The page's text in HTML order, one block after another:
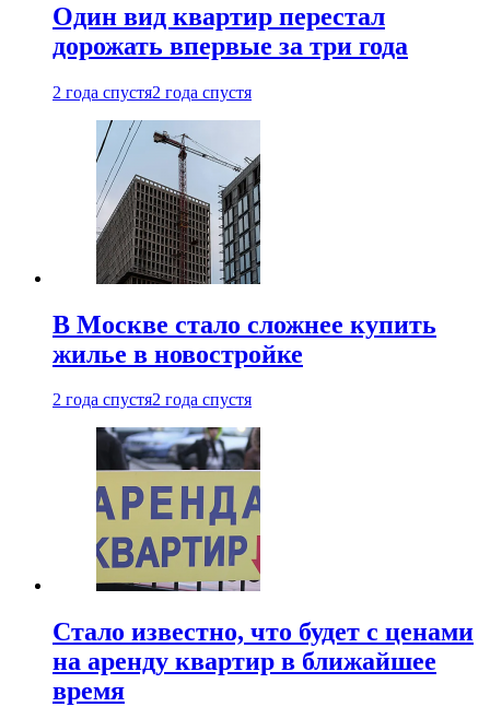
Один вид квартир перестал
дорожать впервые за три года
2 года спустя2 года спустя
В Москве стало сложнее купить
жилье в новостройке
2 года спустя2 года спустя
Стало известно, что будет с ценами
на аренду квартир в ближайшее
время